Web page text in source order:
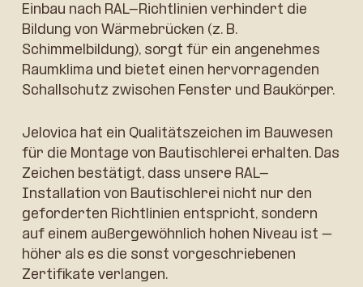
Einbau nach RAL-Richtlinien verhindert die
Bildung von Wärmebrücken (z. B.
Schimmelbildung), sorgt für ein angenehmes
Raumklima und bietet einen hervorragenden
Schallschutz zwischen Fenster und Baukörper.
Jelovica hat ein Qualitätszeichen im Bauwesen
für die Montage von Bautischlerei erhalten. Das
Zeichen bestätigt, dass unsere RAL-
Installation von Bautischlerei nicht nur den
geforderten Richtlinien entspricht, sondern
auf einem außergewöhnlich hohen Niveau ist –
höher als es die sonst vorgeschriebenen
Zertifikate verlangen.